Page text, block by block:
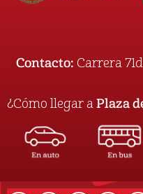
Contacto: Carrera
¿Cómo llegar a Plaza